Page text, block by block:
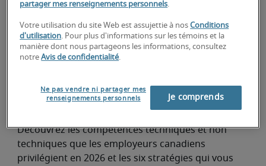
Les compétences technologiques les plus
recherchées par les employeurs canadiens
en 2026 et comment préparer votre carrière
Découvrez les compétences techniques et non
techniques que les employeurs canadiens
privilégient en 2026 et les six stratégies qui vous
partager mes renseignements personnels.
Votre utilisation du site Web est assujettie à nosConditions
d'utilisation. Pour plus d'informations sur les témoins et la
manière dont nous partageons les informations, consultez
notreAvis de confidentialité.
Ne pas vendre ni partager mes
renseignements personnels
Je comprends